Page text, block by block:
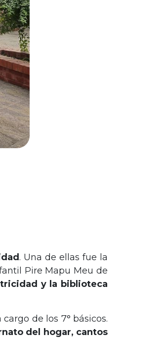
. Una de ellas fue la
Pire Mapu Meu de
y la biblioteca
de los 7° básicos.
del hogar, cantos